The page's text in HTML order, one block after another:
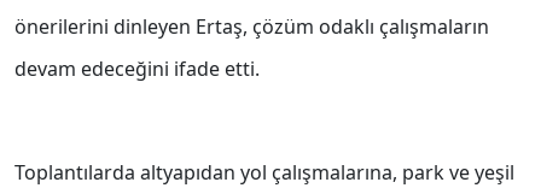
önerilerini dinleyen Ertaş, çözüm odaklı çalışmaların
devam edeceğini ifade etti.
Toplantılarda altyapıdan yol çalışmalarına, park ve yeşil